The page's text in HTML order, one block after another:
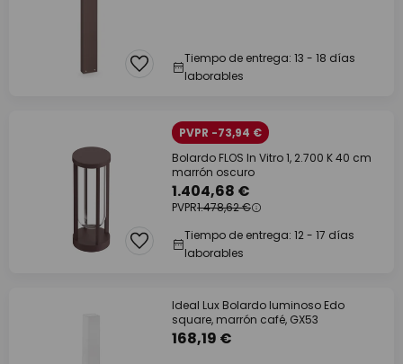
Tiempo de entrega: 13 - 18 días
laborables
PVPR -73,94 €
Bolardo FLOS In Vitro 1, 2.700 K 40 cm
marrón oscuro
1.404,68 €
PVPR1.478,62 €
Tiempo de entrega: 12 - 17 días
laborables
Ideal Lux Bolardo luminoso Edo
square, marrón café, GX53
168,19 €